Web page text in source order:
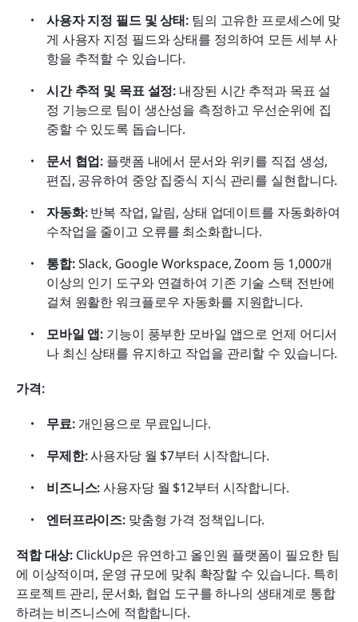
사용자 지정 필드 및 상태: 팀의 고유한 프로세스에 맞
게 사용자 지정 필드와 상태를 정의하여 모든 세부 사
항을 추적할 수 있습니다.
시간 추적 및 목표 설정: 내장된 시간 추적과 목표 설
정 기능으로 팀이 생산성을 측정하고 우선순위에 집
중할 수 있도록 돕습니다.
문서 협업: 플랫폼 내에서 문서와 위키를 직접 생성,
편집, 공유하여 중앙 집중식 지식 관리를 실현합니다.
자동화: 반복 작업, 알림, 상태 업데이트를 자동화하여
수작업을 줄이고 오류를 최소화합니다.
통합: Slack, Google Workspace, Zoom 등 1,000개
이상의 인기 도구와 연결하여 기존 기술 스택 전반에
걸쳐 원활한 워크플로우 자동화를 지원합니다.
모바일 앱: 기능이 풍부한 모바일 앱으로 언제 어디서
나 최신 상태를 유지하고 작업을 관리할 수 있습니다.
가격:
무료: 개인용으로 무료입니다.
무제한: 사용자당 월 $7부터 시작합니다.
비즈니스: 사용자당 월 $12부터 시작합니다.
엔터프라이즈: 맞춤형 가격 정책입니다.
적합 대상: ClickUp은 유연하고 올인원 플랫폼이 필요한 팀
에 이상적이며, 운영 규모에 맞춰 확장할 수 있습니다. 특히
프로젝트 관리, 문서화, 협업 도구를 하나의 생태계로 통합
하려는 비즈니스에 적합합니다.